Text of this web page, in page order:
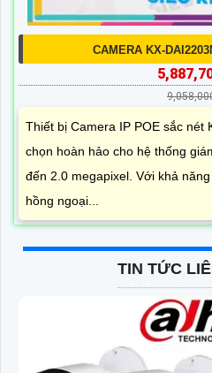
CAMERA KX-
Thiết bị Camera IP POE sắc nét
chọn hoàn hảo cho hệ thống
đến 2.0 megapixel. Với khả
hồng ngoại...
TIN TỨC